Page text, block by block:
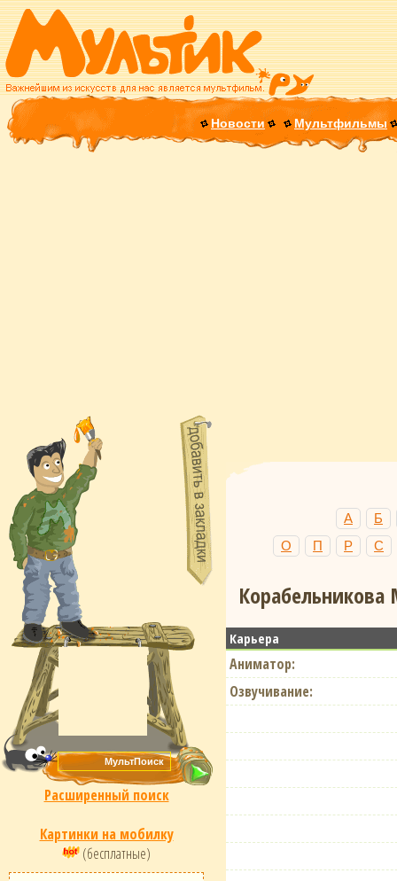
Новости Мультфильмы
Расширенный поиск
Картинки на мобилку
(бесплатные)
А
Б
О
П Р С
Карьера
Аниматор:
Озвучивание: